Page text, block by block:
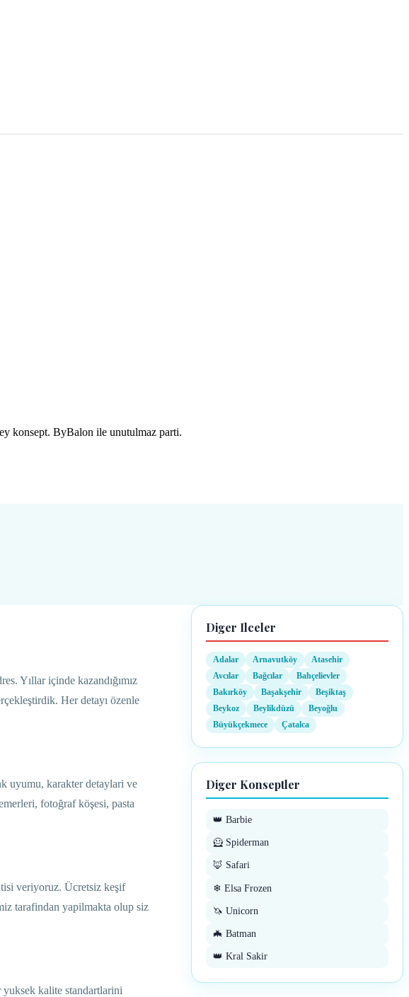
konsept. ByBalon ile unutulmaz parti.
Yıllar içinde kazandığımız
Her detayı özenle
uyumu, karakter detaylari ve
fotoğraf köşesi, pasta
veriyoruz. Ücretsiz keşif
tarafindan yapilmakta olup siz
kalite standartlarini
Diger Ilceler
Adalar Arnavutköy
Atasehir
Avcılar
Bağcılar
Bahçelievler
Bakırköy
Başakşehir
Beşiktaş
Beykoz
Beylikdüzü
Beyoğlu
Büyükçekmece
Çatalca
Diger Konseptler
👑 Barbie
🦸 Spiderman
🦊 Safari
❄ Elsa Frozen
🦄 Unicorn
🦇 Batman
👑 Kral Sakir